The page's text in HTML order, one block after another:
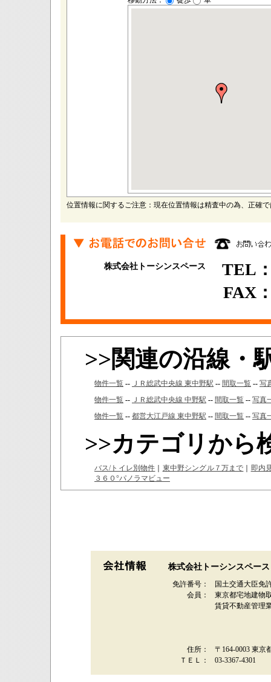
位置情報に関するご注意：現在位置情報は精査中の為、正確
株式会社トーシンスペース
TEL
FAX
>>関連の沿線・
物件一覧 -- ＪＲ総武中央線 東中野駅 -- 間取一覧 -- 写
物件一覧 -- ＪＲ総武中央線 中野駅 -- 間取一覧 -- 写真
物件一覧 -- 都営大江戸線 東中野駅 -- 間取一覧 -- 写真
>>カテゴリから
バス/トイレ別物件 東中野シングル７万まで
即内
３６０°パノラマビュー
株式会社トーシンスペース
免許番号：
国土交通大臣免
会員：
東京都宅地建物
賃貸不動産管理
住所：
〒164-0003 東京
ＴＥＬ：
03-3367-4301